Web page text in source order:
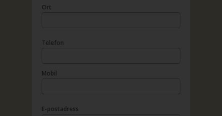
Ort
Telefon
Mobil
E-postadress